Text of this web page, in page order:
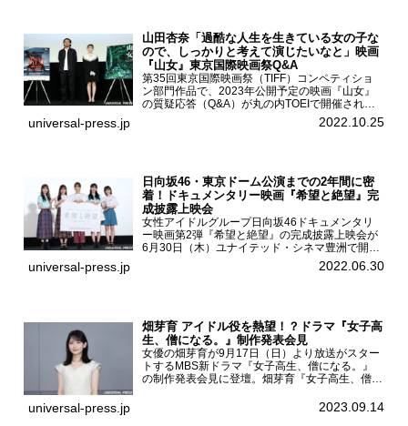
山田杏奈「過酷な人生を生きている女の子な
ので、しっかりと考えて演じたいなと」映画
『山女』東京国際映画祭Q&A
第35回東京国際映画祭（TIFF）コンペティショ
ン部門作品で、2023年公開予定の映画『山女』
の質疑応答（Q&A）が丸の内TOEIで開催され、
主演を務めた女優の山田杏奈、監督の福永壮志が
登壇。本作について語った。映画『山女』第35
universal-press.jp 2022.10.25
日向坂46・東京ドーム公演までの2年間に密
着！ドキュメンタリー映画『希望と絶望』完
成披露上映会
女性アイドルグループ日向坂46ドキュメンタリ
ー映画第2弾『希望と絶望』の完成披露上映会が
6月30日（木）ユナイテッド・シネマ豊洲で開催
され、日向坂46メンバーの加藤史帆、齊藤京
子、佐々木久美、富田鈴花、松田好花の5人が登
universal-press.jp 2022.06.30
畑芽育 アイドル役を熱望！？ドラマ『女子高
生、僧になる。』制作発表会見
女優の畑芽育が9月17日（日）より放送がスター
トするMBS新ドラマ『女子高生、僧になる。』
の制作発表会見に登壇。畑芽育『女子高生、僧に
ーについて「下白石麦は頭にビックリマークと、
universal-press.jp 2023.09.14